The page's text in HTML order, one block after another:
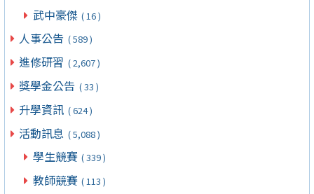
武中豪傑 ( 16 )
人事公告 ( 589 )
進修研習 ( 2,607 )
獎學金公告 ( 33 )
升學資訊 ( 624 )
活動訊息 ( 5,088 )
學生競賽 ( 339 )
教師競賽 ( 113 )